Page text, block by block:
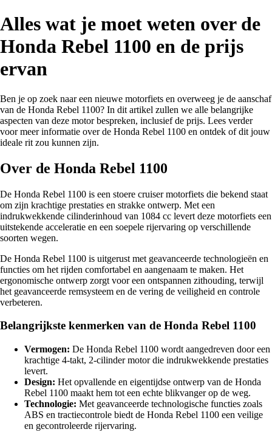
Alles wat je moet weten over de
Honda Rebel 1100 en de prijs
ervan
Ben je op zoek naar een nieuwe motorfiets en overweeg je de aanschaf
van de Honda Rebel 1100? In dit artikel zullen we alle belangrijke
aspecten van deze motor bespreken, inclusief de prijs. Lees verder
voor meer informatie over de Honda Rebel 1100 en ontdek of dit jouw
ideale rit zou kunnen zijn.
Over de Honda Rebel 1100
De Honda Rebel 1100 is een stoere cruiser motorfiets die bekend staat
om zijn krachtige prestaties en strakke ontwerp. Met een
indrukwekkende cilinderinhoud van 1084 cc levert deze motorfiets een
uitstekende acceleratie en een soepele rijervaring op verschillende
soorten wegen.
De Honda Rebel 1100 is uitgerust met geavanceerde technologieën en
functies om het rijden comfortabel en aangenaam te maken. Het
ergonomische ontwerp zorgt voor een ontspannen zithouding, terwijl
het geavanceerde remsysteem en de vering de veiligheid en controle
verbeteren.
Belangrijkste kenmerken van de Honda Rebel 1100
Vermogen: De Honda Rebel 1100 wordt aangedreven door een
krachtige 4-takt, 2-cilinder motor die indrukwekkende prestaties
levert.
Design: Het opvallende en eigentijdse ontwerp van de Honda
Rebel 1100 maakt hem tot een echte blikvanger op de weg.
Technologie: Met geavanceerde technologische functies zoals
ABS en tractiecontrole biedt de Honda Rebel 1100 een veilige
en gecontroleerde rijervaring.